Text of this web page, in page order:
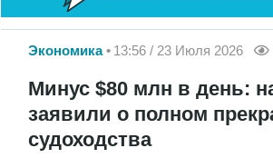
Экономика 13:56 / 23 Июля 2026
Минус $80 млн в день:
заявили о полном
судоходства